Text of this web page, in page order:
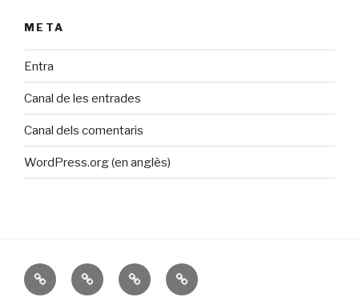
META
Entra
Canal de les entrades
Canal dels comentaris
WordPress.org (en anglès)
Inici Galeria CalendariContacte